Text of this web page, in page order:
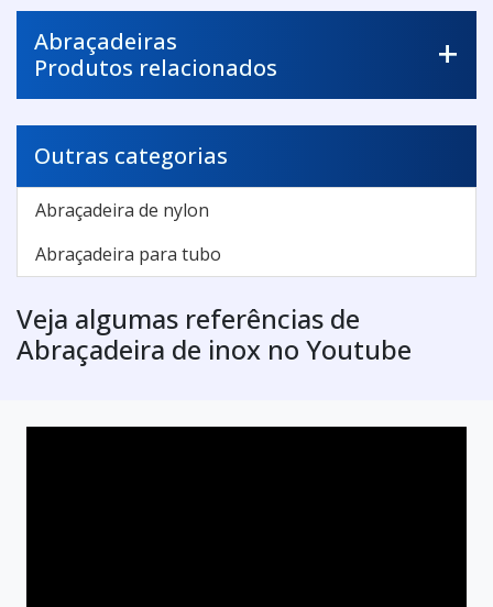
Abraçadeiras
Produtos relacionados
Outras categorias
Abraçadeira de nylon
Abraçadeira para tubo
Veja algumas referências de
Abraçadeira de inox no Youtube